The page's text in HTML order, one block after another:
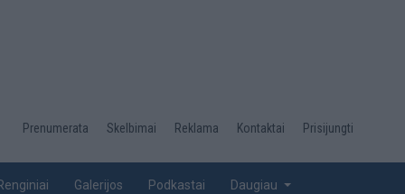
Desktop
top
Prenumerata Skelbimai Reklama Kontaktai Prisijungti
Galerijos Podkastai Daugiau